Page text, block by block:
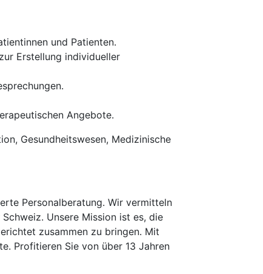
und Patienten.
Erstellung individueller
Angebote.
Gesundheitswesen, Medizinische
Personalberatung. Wir vermitteln
Unsere Mission ist es, die
zusammen zu bringen. Mit
Profitieren Sie von über 13 Jahren